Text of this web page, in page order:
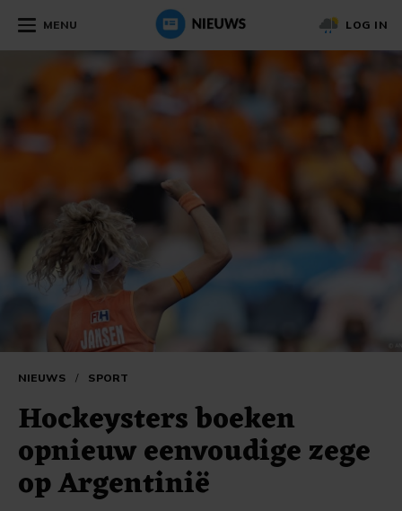
MENU LOG IN
NIEUWS / SPORT
Hockeysters boeken
opnieuw eenvoudige zege
op Argentinië